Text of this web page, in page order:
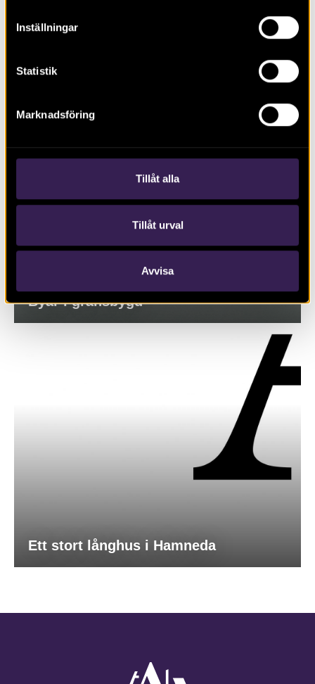
Inställningar
Statistik
Marknadsföring
Tillåt alla
Tillåt urval
Avvisa
De obesuttnas arkeologi och kulturarv
Byar i gränsbygd
Ett stort långhus i Hamneda